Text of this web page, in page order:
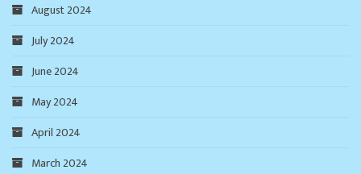
August 2024
July 2024
June 2024
May 2024
April 2024
March 2024